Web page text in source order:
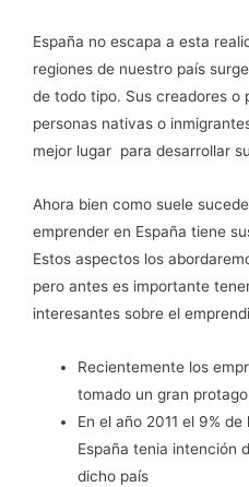
España no escapa a esta
regiones de nuestro país
de todo tipo. Sus creadores o
personas nativas o
mejor lugar para desarrollar
Ahora bien como suele
emprender en España tiene
Estos aspectos los
pero antes es importante
interesantes sobre el
Recientemente los
tomado un gran
En el año 2011 el 9%
España tenia intención
dicho país